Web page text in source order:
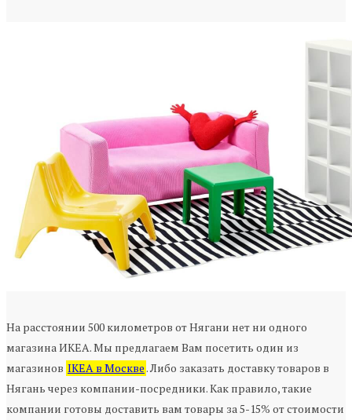
На расстоянии 500 километров от Нягани нет ни одного
магазина ИКЕА. Мы предлагаем Вам посетить один из
магазинов IKEA в Москве . Либо заказать доставку товаров в
Нягань через компании-посредники. Как правило, такие
компании готовы доставить вам товары за 5-15% от стоимости